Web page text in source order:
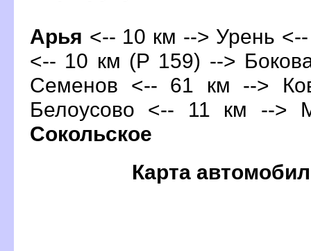
Арья <-- 10 км --> Урень
<-- 10 км (Р 159) -->
Семенов <-- 61 км -->
Белоусово <-- 11 км -->
Сокольское
Карта